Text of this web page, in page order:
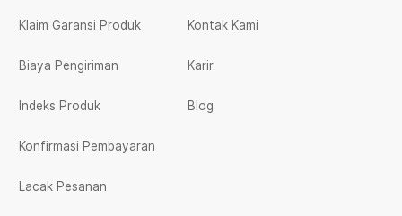
Klaim Garansi Produk
Biaya Pengiriman
Indeks Produk
Konfirmasi Pembayaran
Lacak Pesanan
Kontak Kami
Karir
Blog